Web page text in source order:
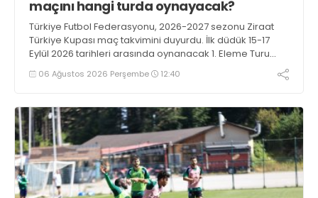
maçını hangi turda oynayacak?
Türkiye Futbol Federasyonu, 2026-2027 sezonu Ziraat
Türkiye Kupası maç takvimini duyurdu. İlk düdük 15-17
Eylül 2026 tarihleri arasında oynanacak 1. Eleme Turu
karşılaşmalarıyla çalacak.
06 Ağustos 2026 Perşembe 12:40